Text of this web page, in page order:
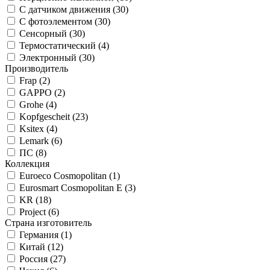
С датчиком движения (30)
С фотоэлементом (30)
Сенсорный (30)
Термостатический (4)
Электронный (30)
Производитель
Frap (2)
GAPPO (2)
Grohe (4)
Kopfgescheit (23)
Ksitex (4)
Lemark (6)
ПС (8)
Коллекция
Euroeco Cosmopolitan (1)
Eurosmart Cosmopolitan E (3)
KR (18)
Project (6)
Страна изготовитель
Германия (1)
Китай (12)
Россия (27)